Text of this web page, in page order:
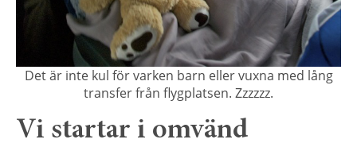
Det är inte kul för varken barn eller vuxna med lång
transfer från flygplatsen. Zzzzzz.
Vi startar i omvänd